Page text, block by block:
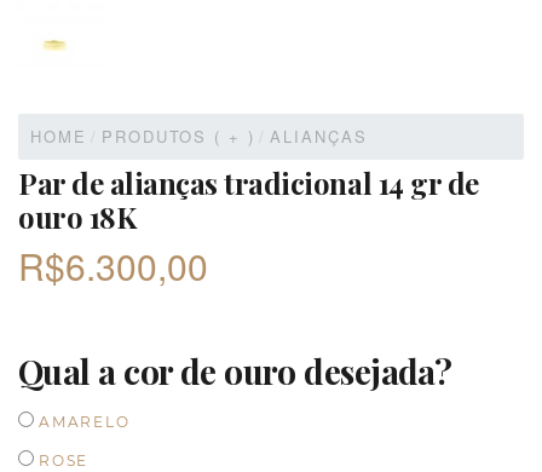
HOME / PRODUTOS ( + ) / ALIANÇAS
Par de alianças tradicional 14 gr de
ouro 18K
R$6.300,00
Qual a cor de ouro desejada?
AMARELO
ROSE